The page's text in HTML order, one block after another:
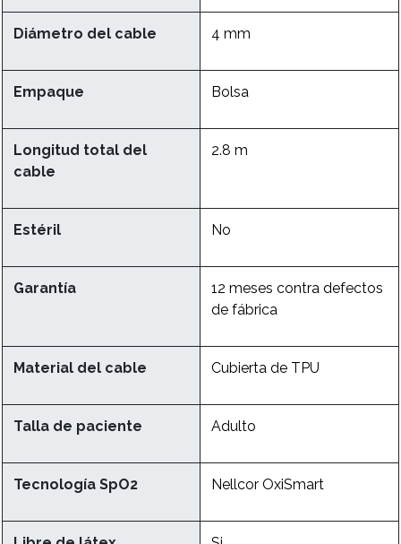
Diámetro del cable 4 mm
Empaque Bolsa
Longitud total del
cable
2.8 m
Estéril No
Garantía
12 meses contra defectos
de fábrica
Material del cable Cubierta de TPU
Talla de paciente Adulto
Tecnología SpO2 Nellcor OxiSmart